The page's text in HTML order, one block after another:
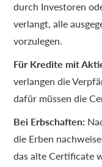
durch Investoren
verlangt, alle
vorzulegen.
Für Kredite mit
verlangen die
dafür müssen die
Bei Erbschaften:
die Erben
das alte Certificate